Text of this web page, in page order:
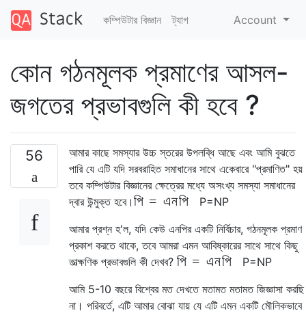
কম্পিউটার বিজ্ঞান ট্যাগ Account
কোন গঠনমূলক প্রমাণের আসল-
জগতের প্রভাবগুলি কী হবে ?
56
আমার কাছে সমস্যার উচ্চ স্তরের উপলব্ধি আছে এবং আমি বুঝতে
পারি যে এটি যদি সরবরাহিত সমাধানের সাথে একেবারে "প্রমাণিত" হয়
তবে কম্পিউটার বিজ্ঞানের ক্ষেত্রের মধ্যে অসংখ্য সমস্যা সমাধানের
দ্বার উন্মুক্ত হবে। পি = এনপি P=NP
আমার প্রশ্ন হ'ল, যদি কেউ এনপির একটি নির্বিচার, গঠনমূলক প্রমাণ
প্রকাশ করতে থাকে, তবে আমরা এমন আবিষ্কারের সাথে সাথে কিছু
তাত্ক্ষণিক প্রভাবগুলি কী দেখব? পি = এনপি P=NP
আমি 5-10 বছরে বিশ্বের মত দেখতে মতামত মতামত জিজ্ঞাসা করছি
না। পরিবর্তে, এটি আমার বোঝা যায় যে এটি এমন একটি মৌলিকভাবে